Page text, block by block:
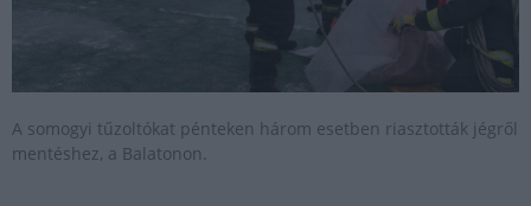
A somogyi tűzoltókat pénteken három esetben riasztották jégről
mentéshez, a Balatonon.